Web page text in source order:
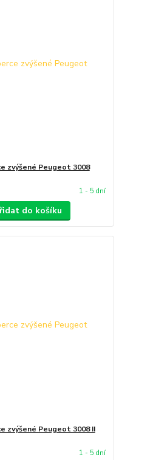
zvýšené Peugeot 3008
1 - 5 dní
do košíku
zvýšené Peugeot 3008 II
1 - 5 dní